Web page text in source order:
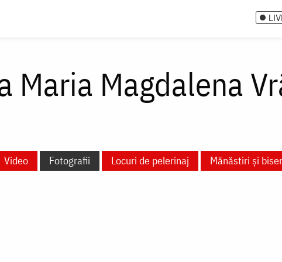
Maria Magdalena
Video Fotografii Locuri de pelerinaj Mănăstiri și